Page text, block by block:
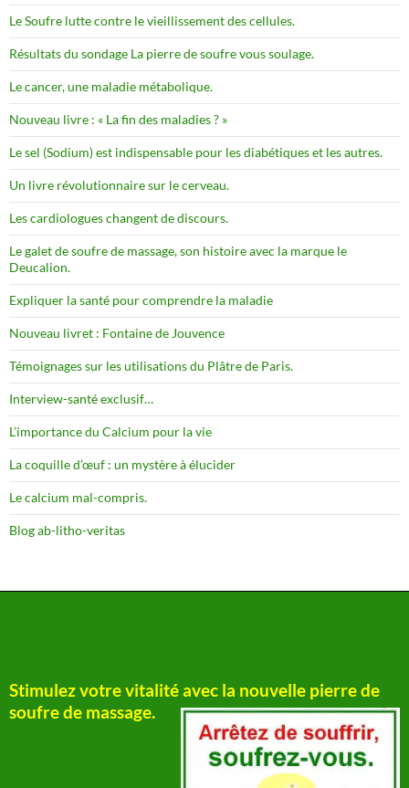
Le Soufre lutte contre le vieillissement des cellules.
Résultats du sondage La pierre de soufre vous soulage.
Le cancer, une maladie métabolique.
Nouveau livre : « La fin des maladies ? »
Le sel (Sodium) est indispensable pour les diabétiques et les autres.
Un livre révolutionnaire sur le cerveau.
Les cardiologues changent de discours.
Le galet de soufre de massage, son histoire avec la marque le
Deucalion.
Expliquer la santé pour comprendre la maladie
Nouveau livret : Fontaine de Jouvence
Témoignages sur les utilisations du Plâtre de Paris.
Interview-santé exclusif…
L’importance du Calcium pour la vie
La coquille d’œuf : un mystère à élucider
Le calcium mal-compris.
Blog ab-litho-veritas
Stimulez votre vitalité avec la nouvelle pierre de
soufre de massage.